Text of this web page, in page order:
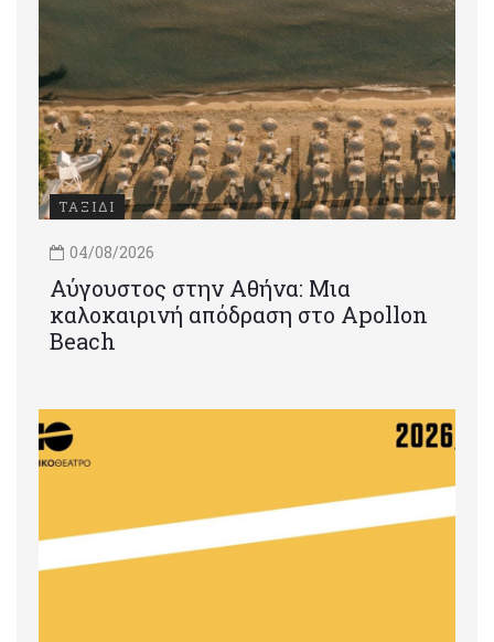
ΤΑΞΙΔΙ
04/08/2026
Αύγουστος στην Αθήνα: Μια
καλοκαιρινή απόδραση στο Apollon
Beach